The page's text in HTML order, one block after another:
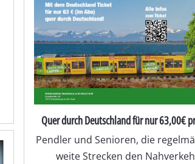
Quer durch Deutschland für nur 63,00€
Pendler und Senioren, die
weite Strecken den